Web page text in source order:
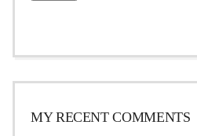
MY RECENT COMMENTS